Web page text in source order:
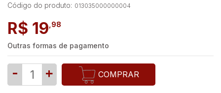
Código do produto: 013035000000004
R$ 19 ,98
Outras formas de pagamento
- + COMPRAR